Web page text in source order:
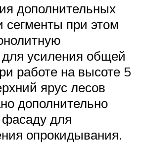
дополнительных
сегменты при этом
для усиления общей
работе на высоте 5
ярус лесов
дополнительно
фасаду для
опрокидывания.